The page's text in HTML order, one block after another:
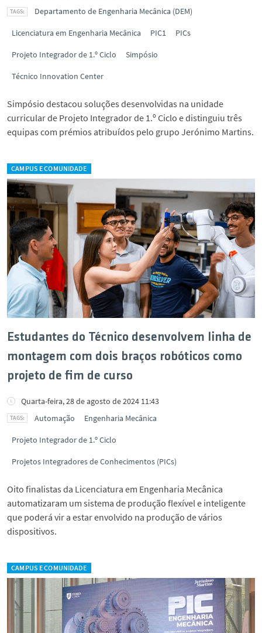
Departamento de Engenharia Mecânica (DEM)
Licenciatura em Engenharia Mecânica PIC1 PICs
Projeto Integrador de 1.º Ciclo Simpósio
Técnico Innovation Center
Simpósio destacou soluções desenvolvidas na unidade
curricular de Projeto Integrador de 1.º Ciclo e distinguiu três
equipas com prémios atribuídos pelo grupo Jerónimo Martins.
CAMPUS E COMUNIDADE
Estudantes do Técnico desenvolvem linha de
montagem com dois braços robóticos como
projeto de fim de curso
Quarta-feira, 28 de agosto de 2024 11:43
Automação
Engenharia Mecânica
Projeto Integrador de 1.º Ciclo
Projetos Integradores de Conhecimentos (PICs)
Oito finalistas da Licenciatura em Engenharia Mecânica
automatizaram um sistema de produção flexível e inteligente
que poderá vir a estar envolvido na produção de vários
dispositivos.
CAMPUS E COMUNIDADE